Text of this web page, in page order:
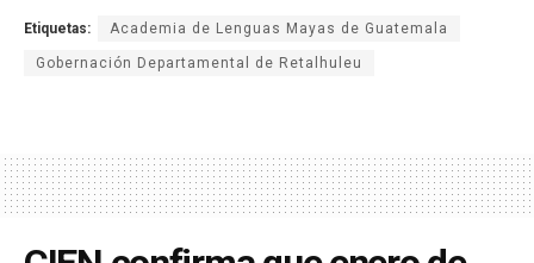
Etiquetas: Academia de Lenguas Mayas de Guatemala
Gobernación Departamental de Retalhuleu